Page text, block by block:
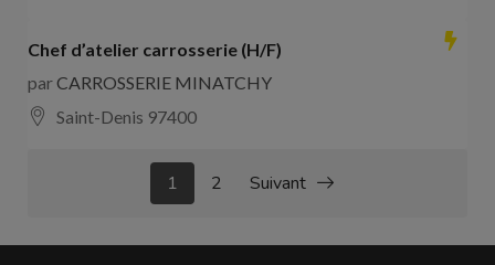
Chef d’atelier carrosserie (H/F)
parCARROSSERIE MINATCHY
Saint-Denis 97400
1 2 Suivant